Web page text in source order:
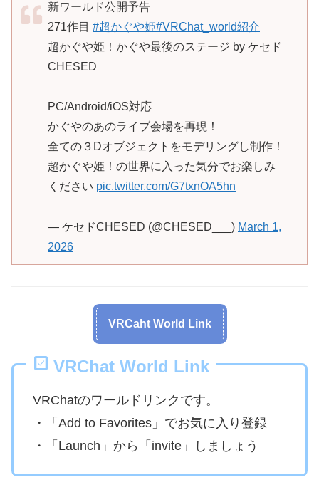
新ワールド公開予告
271作目 #超かぐや姫#VRChat_world紹介
超かぐや姫！かぐや最後のステージ by ケセド
CHESED
PC/Android/iOS対応
かぐやのあのライブ会場を再現！
全ての３Dオブジェクトをモデリングし制作！
超かぐや姫！の世界に入った気分でお楽しみ
ください pic.twitter.com/G7txnOA5hn
— ケセドCHESED (@CHESED___) March 1,
2026
VRCaht World Link
VRChat World Link
VRChatのワールドリンクです。
・「Add to Favorites」でお気に入り登録
・「Launch」から「invite」しましょう